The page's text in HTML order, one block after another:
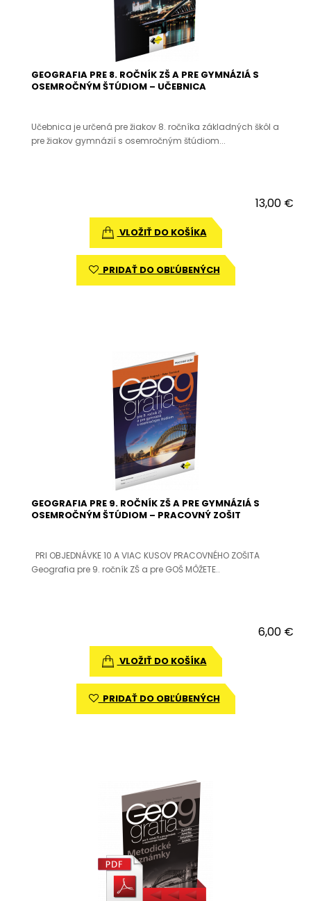
GEOGRAFIA PRE 8. ROČNÍK ZŠ A PRE GYMNÁZIÁ S
OSEMROČNÝM ŠTÚDIOM – UČEBNICA
Učebnica je určená pre žiakov 8. ročníka základných škôl a
pre žiakov gymnázií s osemročným štúdiom...
13,00 €
VLOŽIŤ DO KOŠÍKA
PRIDAŤ DO OBĽÚBENÝCH
GEOGRAFIA PRE 9. ROČNÍK ZŠ A PRE GYMNÁZIÁ S
OSEMROČNÝM ŠTÚDIOM – PRACOVNÝ ZOŠIT
PRI OBJEDNÁVKE 10 A VIAC KUSOV PRACOVNÉHO ZOŠITA
Geografia pre 9. ročník ZŠ a pre GOŠ MÔŽETE..
6,00 €
VLOŽIŤ DO KOŠÍKA
PRIDAŤ DO OBĽÚBENÝCH